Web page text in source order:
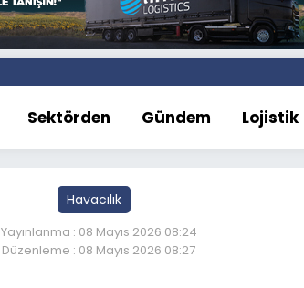
Sektörden Gündem Lojistik
Havacılık
Yayınlanma : 08 Mayıs 2026 08:24
Düzenleme : 08 Mayıs 2026 08:27